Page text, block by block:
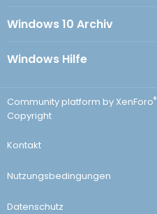
Windows 10 Archiv
Windows Hilfe
Community platform by XenForo®
Copyright
Kontakt
Nutzungsbedingungen
Datenschutz